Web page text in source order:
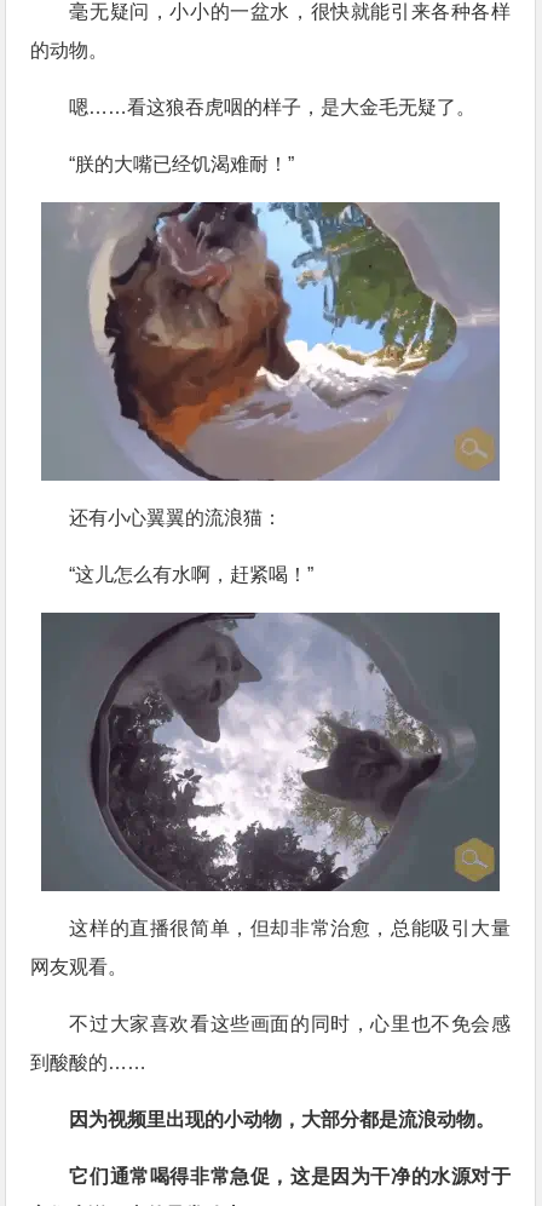
毫无疑问，小小的一盆水，很快就能引来各种各样
的动物。
嗯……看这狼吞虎咽的样子，是大金毛无疑了。
“朕的大嘴已经饥渴难耐！”
还有小心翼翼的流浪猫：
“这儿怎么有水啊，赶紧喝！”
这样的直播很简单，但却非常治愈，总能吸引大量
网友观看。
不过大家喜欢看这些画面的同时，心里也不免会感
到酸酸的……
因为视频里出现的小动物，大部分都是流浪动物。
它们通常喝得非常急促，这是因为干净的水源对于